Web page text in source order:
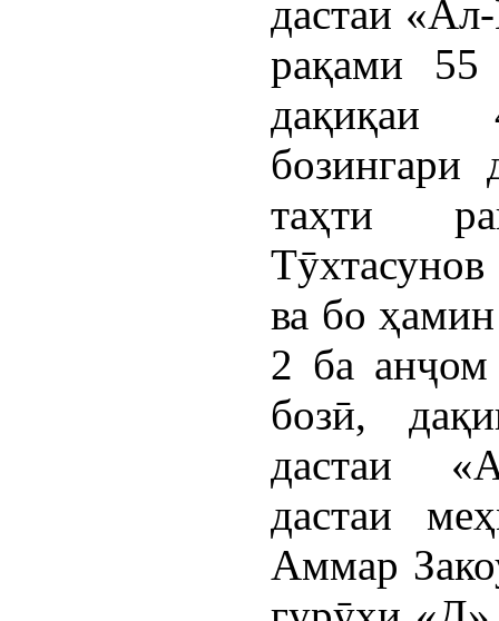
дастаи
рақами
дақиқаи
бозингари
таҳти
ва бо
2 ба
бозӣ,
дастаи
дастаи
Аммар